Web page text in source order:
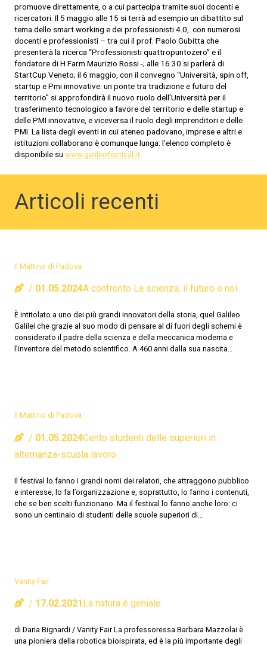
promuove direttamente, o a cui partecipa tramite suoi docenti e
ricercatori. Il 5 maggio alle 15 si terrà ad esempio un dibattito sul
tema dello smart working e dei professionisti 4.0, con numerosi
docenti e professionisti – tra cui il prof. Paolo Gubitta che
presenterà la ricerca “Professionisti quattropuntozero” e il
fondatore di H Farm Maurizio Rossi -; alle 16.30 si parlerà di
StartCup Veneto; il 6 maggio, con il convegno “Università, spin off,
startup e Pmi innovative: un ponte tra tradizione e futuro del
territorio” si approfondirà il nuovo ruolo dell’Università per il
trasferimento tecnologico a favore del territorio e delle startup e
delle PMI innovative, e viceversa il ruolo degli imprenditori e delle
PMI. La lista degli eventi in cui ateneo padovano, imprese e altri e
istituzioni collaborano è comunque lunga: l’elenco completo è
disponibile su www.galileofestival.it
Articoli recenti
Il Mattino di Padova
01.05.2024A confronto La scienza, il futuro e noi
È intitolato a uno dei più grandi innovatori della storia, quel Galileo
Galilei che grazie al suo modo di pensare al di fuori degli schemi è
considerato il padre della scienza e della meccanica moderna e
l’inventore del metodo scientifico. A 460 anni dalla sua nascita…
Il Mattino di Padova
01.05.2024Cento studenti delle superiori in
alternanza-scuola lavoro
Il festival lo fanno i grandi nomi dei relatori, che attraggono pubblico
e interesse, lo fa l’organizzazione e, soprattutto, lo fanno i contenuti,
che se ben scelti funzionano. Ma il festival lo fanno anche loro: ci
sono un centinaio di studenti delle scuole superiori di…
Vanity Fair
17.02.2021La natura è geniale
di Daria Bignardi / Vanity Fair La professoressa Barbara Mazzolai è
una pioniera della robotica bioispirata, ed è la più importante degli